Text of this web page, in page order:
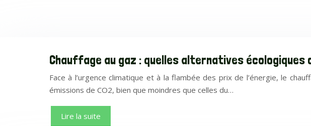
Chauffage au gaz : quelles alternatives écologiques
Face à l’urgence climatique et à la flambée des prix de l’énergie, le
émissions de CO2, bien que moindres que celles du…
Lire la suite